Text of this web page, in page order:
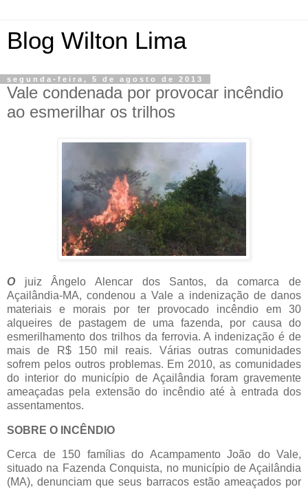
Blog Wilton Lima
segunda-feira, 5 de agosto de 2013
Vale condenada por provocar incêndio
ao esmerilhar os trilhos
Ojuiz Ângelo Alencar dos Santos, da comarca de
Açailândia-MA, condenou a Vale a indenização de danos
materiais e morais por ter provocado incêndio em 30
alqueires de pastagem de uma fazenda, por causa do
esmerilhamento dos trilhos da ferrovia. A indenização é de
mais de R$ 150 mil reais. Várias outras comunidades
sofrem pelos outros problemas. Em 2010, as comunidades
do interior do município de Açailândia foram gravemente
ameaçadas pela extensão do incêndio até à entrada dos
assentamentos.
SOBRE O INCÊNDIO
Cerca de 150 famílias do Acampamento João do Vale,
situado na Fazenda Conquista, no município de Açailândia
(MA), denunciam que seus barracos estão ameaçados por